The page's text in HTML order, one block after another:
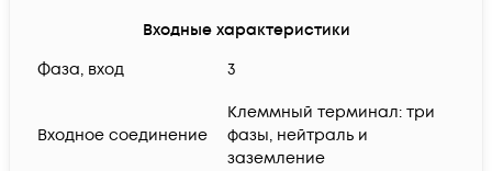
Входные характеристики
Фаза, вход
3
Входное соединение
Клеммный терминал: три
фазы, нейтраль и
заземление